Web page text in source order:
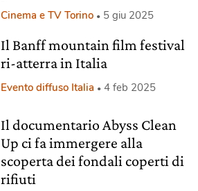
Cinema e TV Torino 5 giu 2025
Il Banff mountain film festival
ri-atterra in Italia
Evento diffuso Italia 4 feb 2025
Il documentario Abyss Clean
Up ci fa immergere alla
scoperta dei fondali coperti di
rifiuti